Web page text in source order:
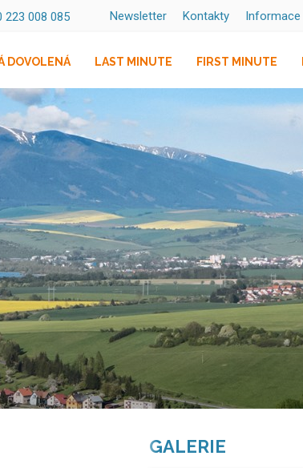
Informace
Kontakty
Newsletter
223 008 085
DOVOLENÁ LAST MINUTE FIRST MINUTE
GALERIE